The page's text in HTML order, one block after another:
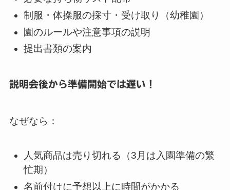
制服・体操服の採寸・受け取り（幼稚園）
園のルールや注意事項の説明
提出書類の案内
説明会後から準備開始では遅い！
なぜなら：
人気商品は売り切れる（3月は入園準備の繁
忙期）
名前付けに予想以上に時間がかかる